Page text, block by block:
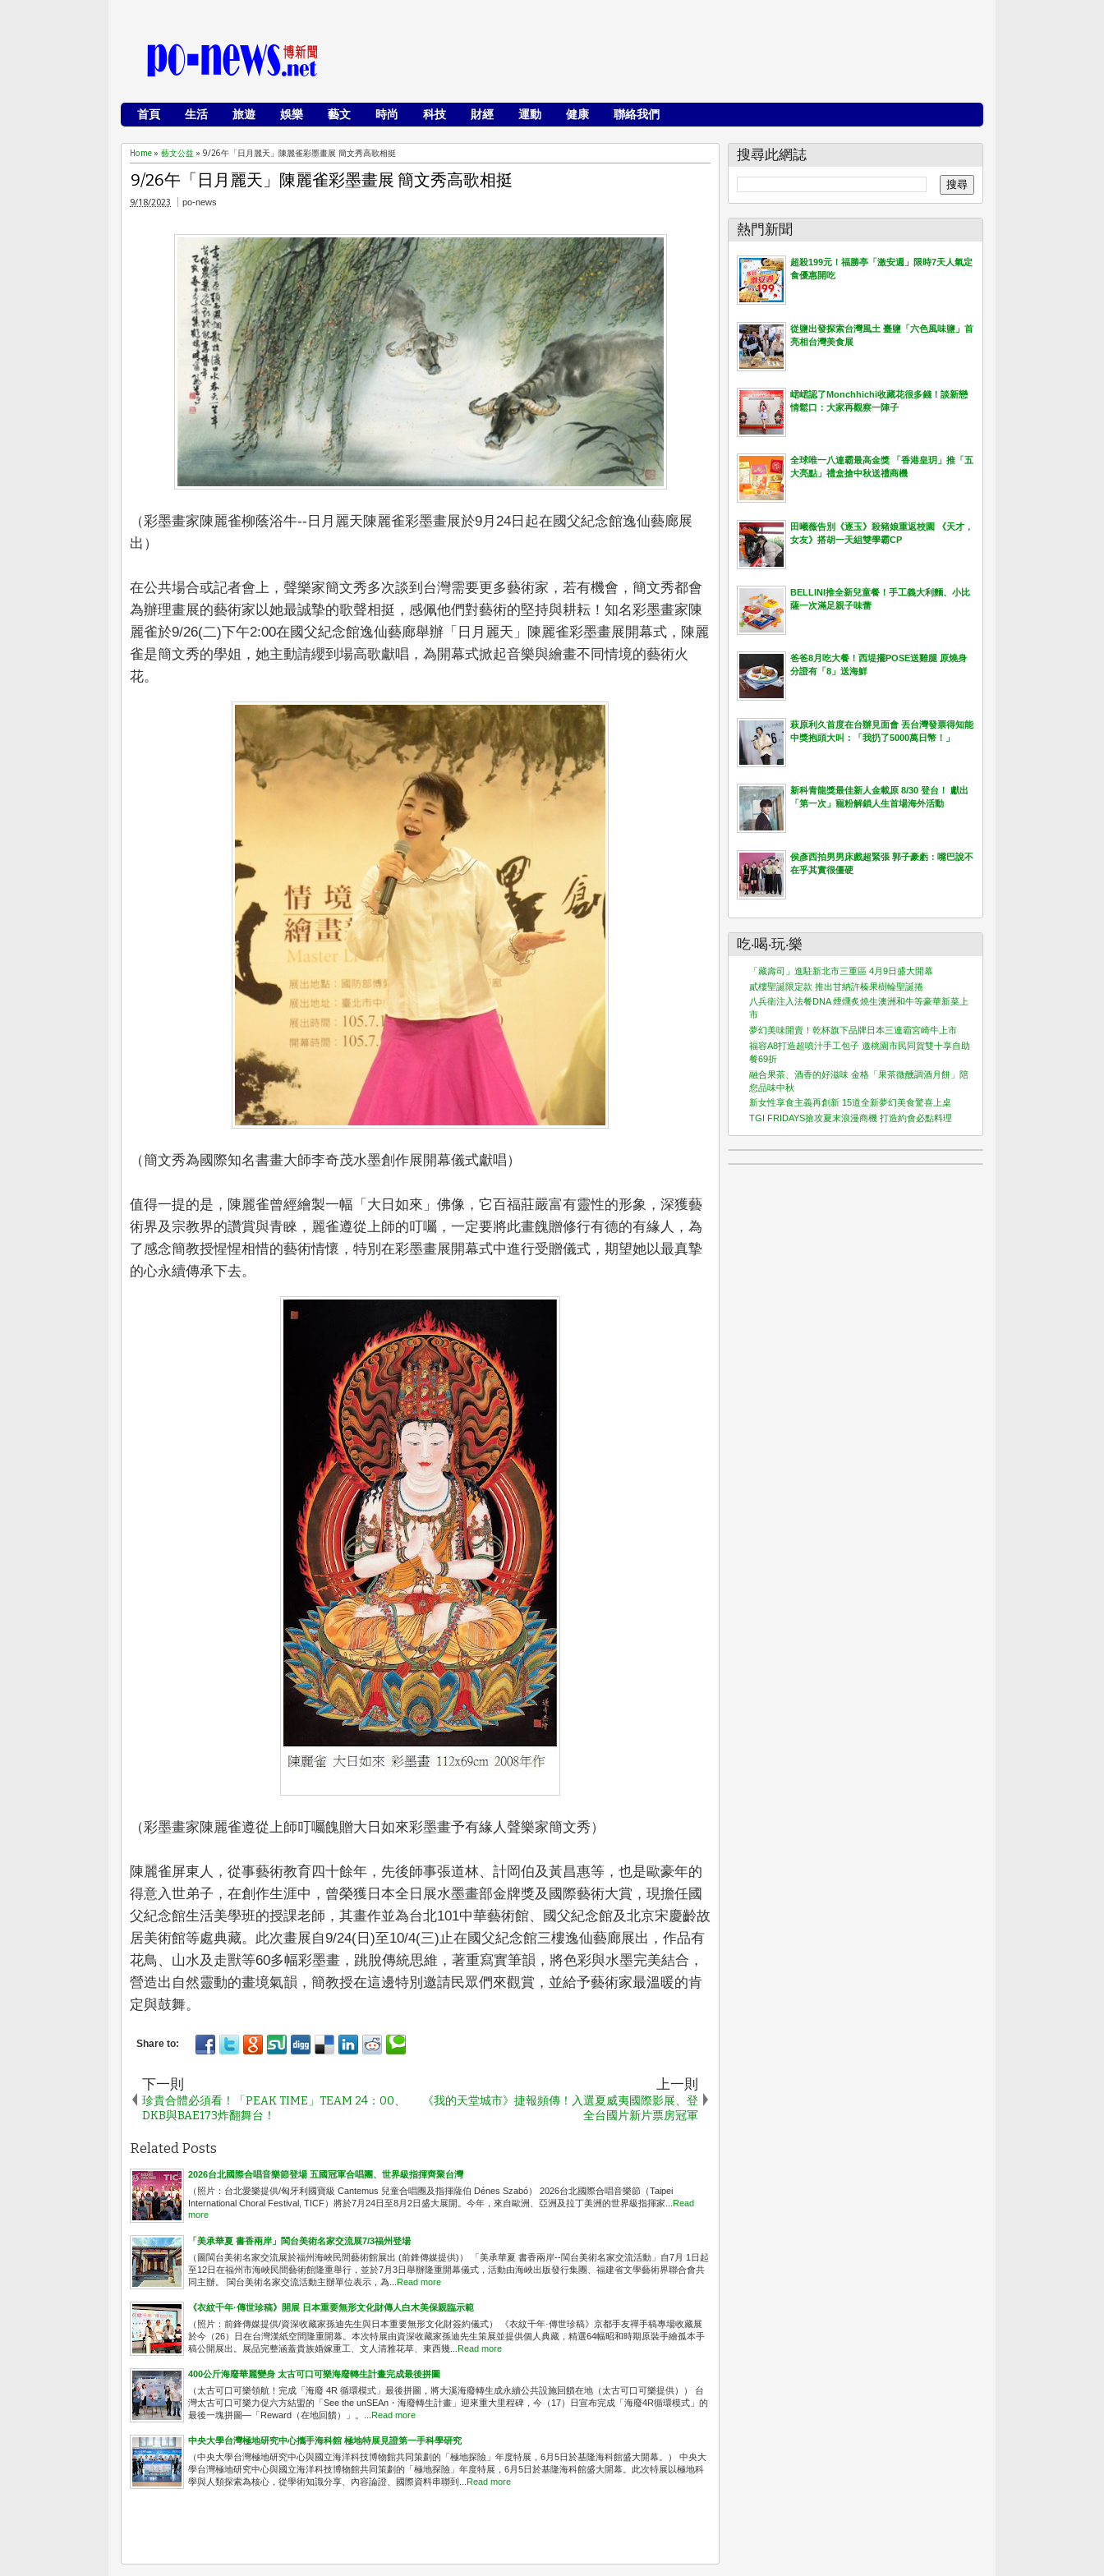
首頁 生活 旅遊 娛樂 藝文 時尚 科技 財經 運動 健康 聯絡我們
Home » 藝文公益 » 9/26午「日月麗天」陳麗雀彩墨畫展 簡文秀高歌相挺
9/26午「日月麗天」陳麗雀彩墨畫展 簡文秀高歌相挺
9/18/2023 po-news
（彩墨畫家陳麗雀柳蔭浴牛--日月麗天陳麗雀彩墨畫展於9月24日起在國父紀念館逸仙藝廊展
出）
在公共場合或記者會上，聲樂家簡文秀多次談到台灣需要更多藝術家，若有機會，簡文秀都會
為辦理畫展的藝術家以她最誠摯的歌聲相挺，感佩他們對藝術的堅持與耕耘！知名彩墨畫家陳
麗雀於9/26(二)下午2:00在國父紀念館逸仙藝廊舉辦「日月麗天」陳麗雀彩墨畫展開幕式，陳麗
雀是簡文秀的學姐，她主動請纓到場高歌獻唱，為開幕式掀起音樂與繪畫不同情境的藝術火
花。
（簡文秀為國際知名書畫大師李奇茂水墨創作展開幕儀式獻唱）
值得一提的是，陳麗雀曾經繪製一幅「大日如來」佛像，它百福莊嚴富有靈性的形象，深獲藝
術界及宗教界的讚賞與青睞，麗雀遵從上師的叮囑，一定要將此畫餽贈修行有德的有緣人，為
了感念簡教授惺惺相惜的藝術情懷，特別在彩墨畫展開幕式中進行受贈儀式，期望她以最真摯
的心永續傳承下去。
（彩墨畫家陳麗雀遵從上師叮囑餽贈大日如來彩墨畫予有緣人聲樂家簡文秀）
陳麗雀屏東人，從事藝術教育四十餘年，先後師事張道林、計岡伯及黃昌惠等，也是歐豪年的
得意入世弟子，在創作生涯中，曾榮獲日本全日展水墨畫部金牌獎及國際藝術大賞，現擔任國
父紀念館生活美學班的授課老師，其畫作並為台北101中華藝術館、國父紀念館及北京宋慶齡故
居美術館等處典藏。此次畫展自9/24(日)至10/4(三)止在國父紀念館三樓逸仙藝廊展出，作品有
花鳥、山水及走獸等60多幅彩墨畫，跳脫傳統思維，著重寫實筆韻，將色彩與水墨完美結合，
營造出自然靈動的畫境氣韻，簡教授在這邊特別邀請民眾們來觀賞，並給予藝術家最溫暖的肯
定與鼓舞。
下一則
珍貴合體必須看！「PEAK TIME」TEAM 24：00、
DKB與BAE173炸翻舞台！
上一則
《我的天堂城市》捷報頻傳！入選夏威夷國際影展、登
全台國片新片票房冠軍
Related Posts
2026台北國際合唱音樂節登場 五國冠軍合唱團、世界級指揮齊聚台灣
（照片：台北愛樂提供/匈牙利國寶級 Cantemus 兒童合唱團及指揮薩伯 Dénes Szabó） 2026台北國際合唱音樂節（Taipei
International Choral Festival, TICF）將於7月24日至8月2日盛大展開。今年，來自歐洲、亞洲及拉丁美洲的世界級指揮家... Read
more
「美承華夏 書香兩岸」閩台美術名家交流展7/3福州登場
（圖閩台美術名家交流展於福州海峽民間藝術館展出 (前鋒傳媒提供)） 「美承華夏 書香兩岸--閩台美術名家交流活動」自7月 1日起
至12日在福州市海峽民間藝術館隆重舉行，並於7月3日舉辦隆重開幕儀式，活動由海峽出版發行集團、福建省文學藝術界聯合會共
同主辦。 閩台美術名家交流活動主辦單位表示，為... Read more
《衣紋千年·傳世珍稿》開展 日本重要無形文化財傳人白木美保親臨示範
（照片：前鋒傳媒提供/資深收藏家孫迪先生與日本重要無形文化財簽約儀式） 《衣紋千年·傳世珍稿》京都手友禪手稿專場收藏展
於今（26）日在台灣漢紙空間隆重開幕。本次特展由資深收藏家孫迪先生策展並提供個人典藏，精選64幅昭和時期原裝手繪孤本手
稿公開展出。展品完整涵蓋貴族婚嫁重工、文人清雅花草、東西幾... Read more
400公斤海廢華麗變身 太古可口可樂海廢轉生計畫完成最後拼圖
（太古可口可樂領航！完成「海廢 4R 循環模式」最後拼圖，將大溪海廢轉生成永續公共設施回饋在地（太古可口可樂提供）） 台
灣太古可口可樂力促六方結盟的「See the unSEAn・海廢轉生計畫」迎來重大里程碑，今（17）日宣布完成「海廢4R循環模式」的
最後一塊拼圖—「Reward（在地回饋）」。... Read more
中央大學台灣極地研究中心攜手海科館 極地特展見證第一手科學研究
（中央大學台灣極地研究中心與國立海洋科技博物館共同策劃的「極地探險」年度特展，6月5日於基隆海科館盛大開幕。） 中央大
學台灣極地研究中心與國立海洋科技博物館共同策劃的「極地探險」年度特展，6月5日於基隆海科館盛大開幕。此次特展以極地科
學與人類探索為核心，從學術知識分享、內容論證、國際資料串聯到... Read more
搜尋此網誌
熱門新聞
超殺199元！福勝亭「激安週」限時7天人氣定
食優惠開吃
從鹽出發探索台灣風土 臺鹽「六色風味鹽」首
亮相台灣美食展
峮峮認了Monchhichi收藏花很多錢！談新戀
情鬆口：大家再觀察一陣子
全球唯一八連霸最高金獎 「香港皇玥」推「五
大亮點」禮盒搶中秋送禮商機
田曦薇告別《逐玉》殺豬娘重返校園 《天才，
女友》搭胡一天組雙學霸CP
BELLINI推全新兒童餐！手工義大利麵、小比
薩一次滿足親子味蕾
爸爸8月吃大餐！西堤擺POSE送雞腿 原燒身
分證有「8」送海鮮
萩原利久首度在台辦見面會 丟台灣發票得知能
中獎抱頭大叫：「我扔了5000萬日幣！」
新科青龍獎最佳新人金載原 8/30 登台！ 獻出
「第一次」寵粉解鎖人生首場海外活動
侯彥西拍男男床戲超緊張 郭子豪虧：嘴巴說不
在乎其實很僵硬
吃‧喝‧玩‧樂
「藏壽司」進駐新北市三重區 4月9日盛大開幕
貳樓聖誕限定款 推出甘納許榛果樹輪聖誕捲
八兵衛注入法餐DNA 煙燻炙燒生澳洲和牛等豪華新菜上
市
夢幻美味開賣！乾杯旗下品牌日本三連霸宮崎牛上市
福容A8打造超噴汁手工包子 邀桃園市民同賀雙十享自助
餐69折
融合果茶、酒香的好滋味 金格「果茶微醺調酒月餅」陪
您品味中秋
新女性享食主義再創新 15道全新夢幻美食驚喜上桌
TGI FRIDAYS搶攻夏末浪漫商機 打造約會必點料理